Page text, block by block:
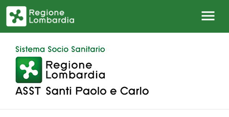
Salta al contenuto principale